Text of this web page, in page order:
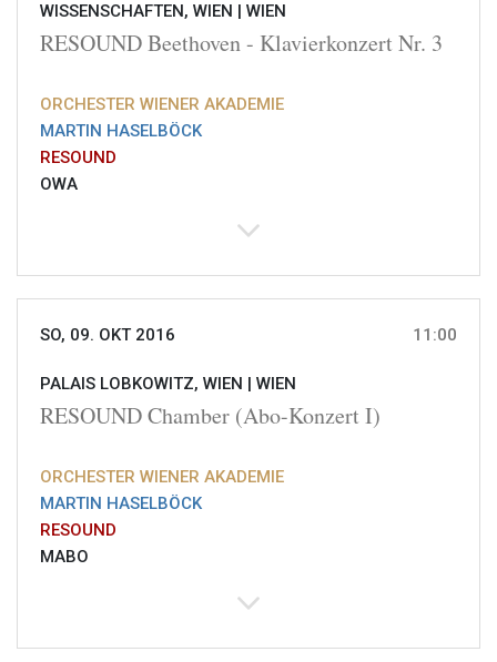
WISSENSCHAFTEN, WIEN | WIEN
RESOUND Beethoven - Klavierkonzert Nr. 3
ORCHESTER WIENER AKADEMIE
MARTIN HASELBÖCK
RESOUND
OWA
SO, 09. OKT 2016 11:00
PALAIS LOBKOWITZ, WIEN | WIEN
RESOUND Chamber (Abo-Konzert I)
ORCHESTER WIENER AKADEMIE
MARTIN HASELBÖCK
RESOUND
MABO